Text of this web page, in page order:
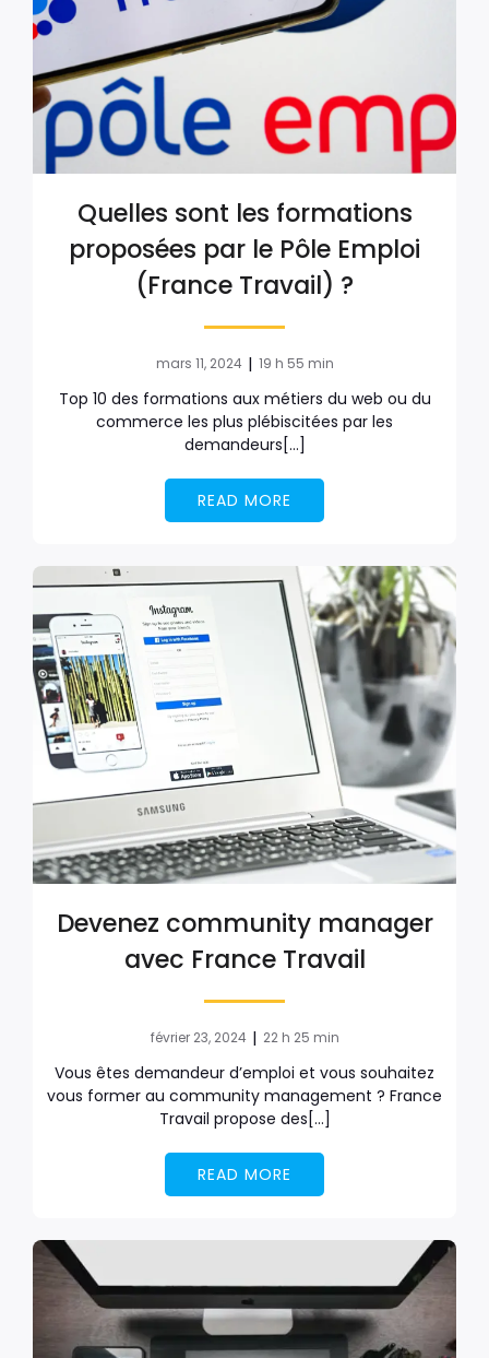
Quelles sont les formations
proposées par le Pôle Emploi
(France Travail) ?
mars 11, 2024 | 19 h 55 min
Top 10 des formations aux métiers du web ou du
commerce les plus plébiscitées par les
demandeurs[…]
READ MORE
Devenez community manager
avec France Travail
février 23, 2024 | 22 h 25 min
Vous êtes demandeur d’emploi et vous souhaitez
vous former au community management ? France
Travail propose des[…]
READ MORE